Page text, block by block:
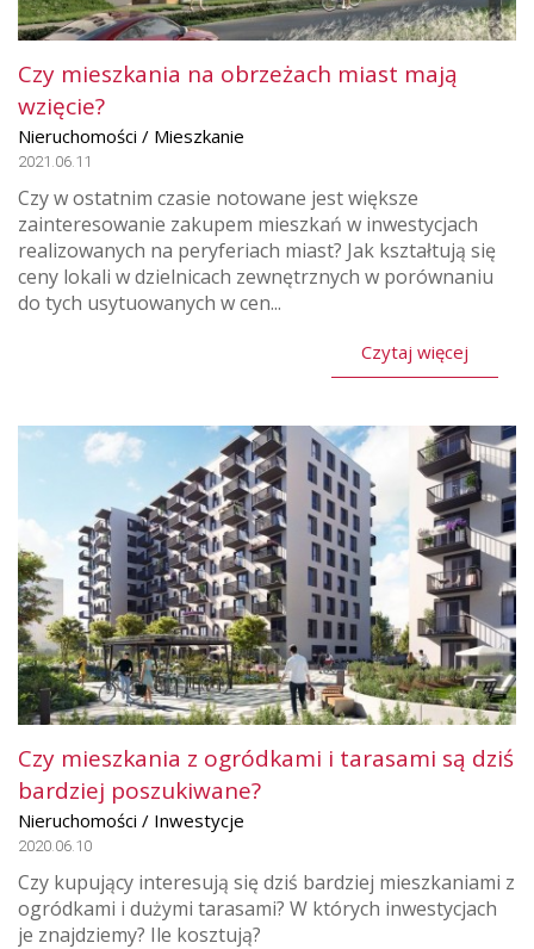
Czy mieszkania na obrzeżach miast mają
wzięcie?
Nieruchomości / Mieszkanie
2021.06.11
Czy w ostatnim czasie notowane jest większe
zainteresowanie zakupem mieszkań w inwestycjach
realizowanych na peryferiach miast? Jak kształtują się
ceny lokali w dzielnicach zewnętrznych w porównaniu
do tych usytuowanych w cen...
Czytaj więcej
Czy mieszkania z ogródkami i tarasami są dziś
bardziej poszukiwane?
Nieruchomości / Inwestycje
2020.06.10
Czy kupujący interesują się dziś bardziej mieszkaniami z
ogródkami i dużymi tarasami? W których inwestycjach
je znajdziemy? Ile kosztują?